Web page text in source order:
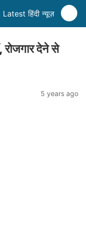
हिंदी न्यूज़
रोजगार देने से
5 years ago